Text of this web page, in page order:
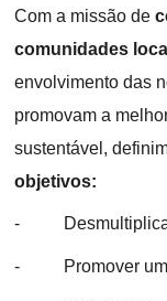
Com a missão de
comunidades
envolvimento das
promovam a
sustentável,
objetivos:
- Desmultiplicar
- Promover uma